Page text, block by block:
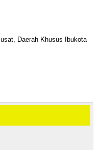
Daerah Khusus Ibukota